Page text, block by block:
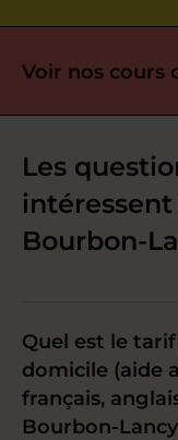
Voir nos cours
Les
intéressent
Bourbon-
Quel est le
domicile (aide
français,
Bourbon-